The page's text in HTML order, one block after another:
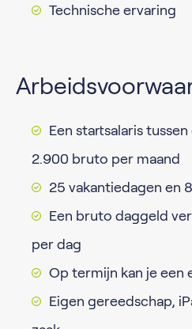
Technische ervaring
Een startsalaris
2.900 bruto per maand
25 vakantiedagen en
Een bruto daggeld
per dag
Op termijn kan je een
Eigen gereedschap,